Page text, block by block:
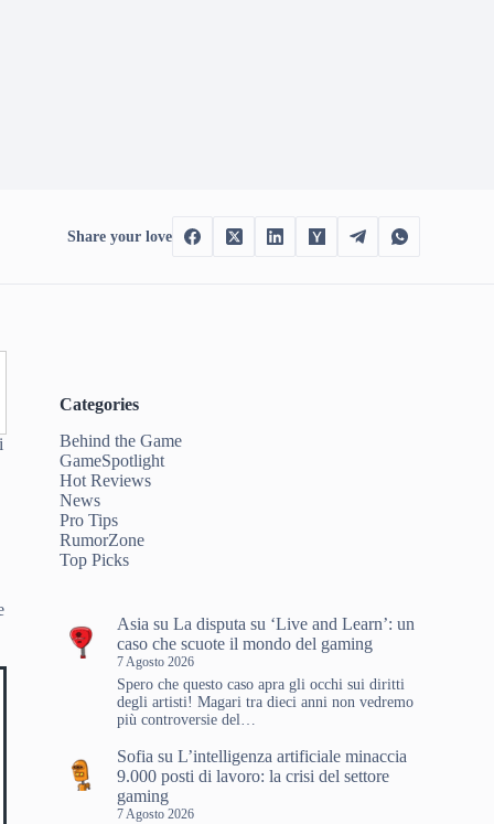
Share your love
Categories
Behind the Game
GameSpotlight
Hot Reviews
News
Pro Tips
RumorZone
Top Picks
Asia suLa disputa su ‘Live and Learn’: un
caso che scuote il mondo del gaming
7 Agosto 2026
Spero che questo caso apra gli occhi sui diritti
degli artisti! Magari tra dieci anni non vedremo
più controversie del…
Sofia suL’intelligenza artificiale minaccia
9.000 posti di lavoro: la crisi del settore
gaming
7 Agosto 2026